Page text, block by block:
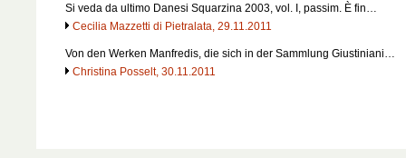
Si veda da ultimo Danesi Squarzina 2003, vol. I, passim. È fin…
Cecilia Mazzetti di Pietralata, 29.11.2011
Von den Werken Manfredis, die sich in der Sammlung Giustiniani…
Christina Posselt, 30.11.2011